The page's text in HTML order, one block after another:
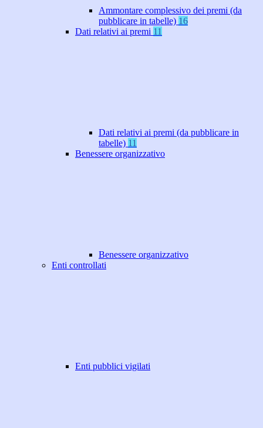
Ammontare complessivo dei premi (da
pubblicare in tabelle) 16
Dati relativi ai premi 11
Dati relativi ai premi (da pubblicare in
tabelle) 11
Benessere organizzativo
Benessere organizzativo
Enti controllati
Enti pubblici vigilati